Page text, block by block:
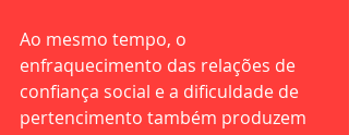
Ao mesmo tempo, o
enfraquecimento das relações de
confiança social e a dificuldade de
pertencimento também produzem